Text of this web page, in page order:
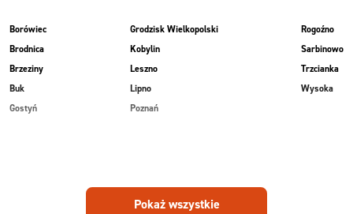
Borówiec
Brodnica
Brzeziny
Buk
Gostyń
Grodzisk Wielkopolski
Kobylin
Leszno
Lipno
Poznań
Rogoźno
Sarbinowo
Trzcianka
Wysoka
Pokaż wszystkie